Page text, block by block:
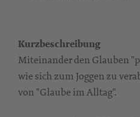
Kurzbeschreibung
Miteinander den Glauben
wie sich zum Joggen zu
von "Glaube im Alltag".